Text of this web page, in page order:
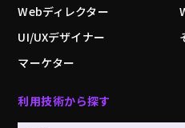
Webディレクター
UI/UXデザイナー
マーケター
利用技術から探す